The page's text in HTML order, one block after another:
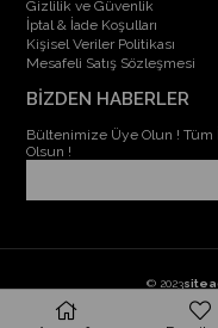
Gizlilik ve Güvenlik
İptal & İade Koşulları
Kişisel Veriler Politikası
Mesafeli Satış Sözleşmesi
BİZDEN HABERLER
Bültenimize Üye Olun ! Tüm
Olsun !
© 2023